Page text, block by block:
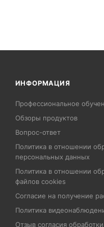
ИНФОРМАЦИЯ
Профессиональное
Обзоры продуктов
Вопрос-ответ
Политика в отношении
персональных данных
Политика в отношении
файлов cookies
Согласие на получение
Политика
Отзыв согласия